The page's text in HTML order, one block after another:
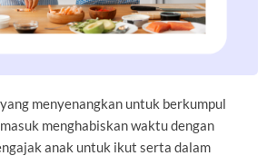
menyenangkan untuk berkumpul
menghabiskan waktu dengan
anak untuk ikut serta dalam